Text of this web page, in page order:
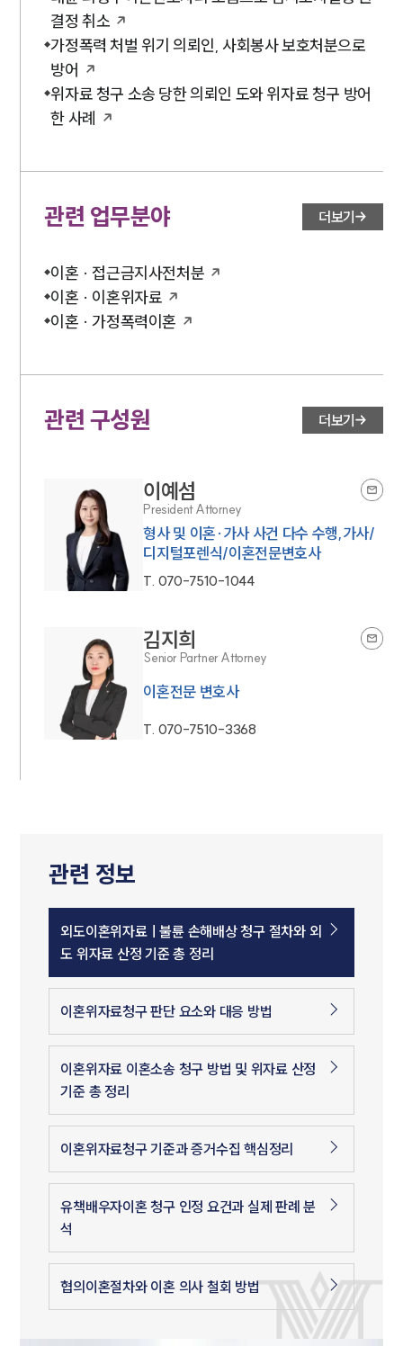
결정 취소
가정폭력 처벌 위기 의뢰인, 사회봉사 보호처분으로
방어
위자료 청구 소송 당한 의뢰인 도와 위자료 청구 방어
한 사례
관련 업무분야 더보기
이혼 · 접근금지사전처분
이혼 · 이혼위자료
이혼 · 가정폭력이혼
관련 구성원 더보기
이예섬
President Attorney
형사 및 이혼·가사 사건 다수 수행,가사/
디지털포렌식/이혼전문변호사
T. 070-7510-1044
김지희
Senior Partner Attorney
이혼전문 변호사
T. 070-7510-3368
관련 정보
외도이혼위자료ㅣ불륜 손해배상 청구 절차와 외
도 위자료 산정 기준 총 정리
이혼위자료청구 판단 요소와 대응 방법
이혼위자료 이혼소송 청구 방법 및 위자료 산정
기준 총 정리
이혼위자료청구 기준과 증거수집 핵심정리
유책배우자이혼 청구 인정 요건과 실제 판례 분
석
협의이혼절차와 이혼 의사 철회 방법